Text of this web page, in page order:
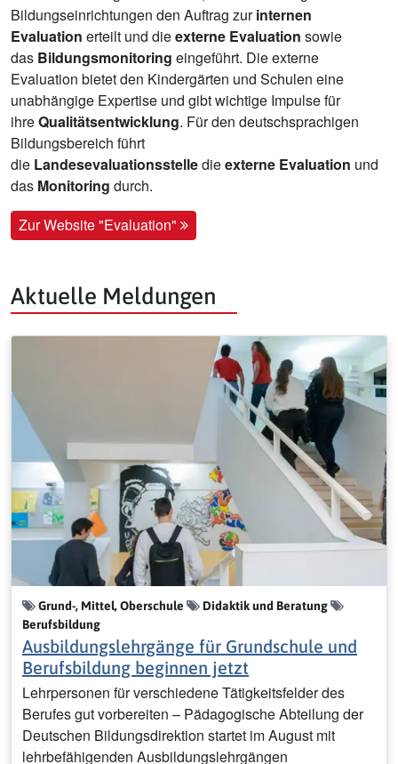
Bildungseinrichtungen den Auftrag zurinternen
Evaluation erteilt und dieexterne Evaluation sowie
das Bildungsmonitoring eingeführt. Die externe
Evaluation bietet den Kindergärten und Schulen eine
unabhängige Expertise und gibt wichtige Impulse für
ihreQualitätsentwicklung. Für den deutschsprachigen
Bildungsbereich führt
die Landesevaluationsstelledieexterne Evaluation und
das Monitoring durch.
Zur Website "Evaluation"
Aktuelle Meldungen
Grund-, Mittel, Oberschule
Didaktik und Beratung
Berufsbildung
Ausbildungslehrgänge für Grundschule und
Berufsbildung beginnen jetzt
Lehrpersonen für verschiedene Tätigkeitsfelder des
Berufes gut vorbereiten – Pädagogische Abteilung der
Deutschen Bildungsdirektion startet im August mit
lehrbefähigenden Ausbildungslehrgängen